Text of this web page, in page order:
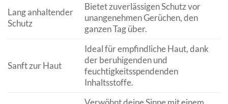
Lang anhaltender
Schutz
Bietet zuverlässigen Schutz vor
unangenehmen Gerüchen, den
ganzen Tag über.
Sanft zur Haut
Ideal für empfindliche Haut, dank
der beruhigenden und
feuchtigkeitsspendenden
Inhaltsstoffe.